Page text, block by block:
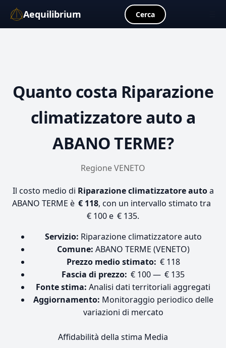
Aequilibrium Cerca
Quanto costa Riparazione
climatizzatore auto a
ABANO TERME?
Regione VENETO
Il costo medio di Riparazione climatizzatore autoa
ABANO TERME è € 118, con un intervallo stimato tra
€ 100 e € 135.
Servizio: Riparazione climatizzatore auto
Comune: ABANO TERME (VENETO)
Prezzo medio stimato: € 118
Fascia di prezzo: € 100 — € 135
Fonte stima: Analisi dati territoriali aggregati
Aggiornamento: Monitoraggio periodico delle
variazioni di mercato
Affidabilità della stima Media